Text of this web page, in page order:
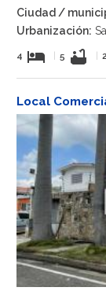
Ciudad /
Urbanización:
4 hotel 5 bathtub 2
Local